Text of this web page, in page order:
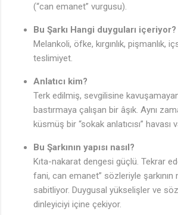
(“can emanet” vurgusu).
Bu Şarkı Hangi duyguları içeriyor?
Melankoli, öfke, kırgınlık, pişmanlık,
teslimiyet.
Anlatıcı kim?
Terk edilmiş, sevgilisine
bastırmaya çalışan bir âşık. Aynı
küsmüş bir “sokak anlatıcısı” havası
Bu Şarkının yapısı nasıl?
Kıta-nakarat dengesi güçlü. Tekrar
fani, can emanet” sözleriyle şarkının
sabitliyor. Duygusal yükselişler ve
dinleyiciyi içine çekiyor.
♪
♪